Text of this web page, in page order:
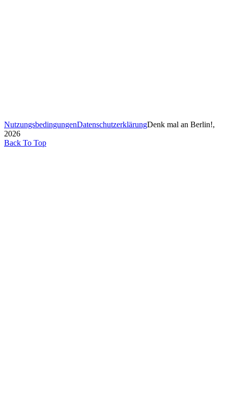
NutzungsbedingungenDatenschutzerklärungDenk mal an Berlin!,
2026
Back To Top